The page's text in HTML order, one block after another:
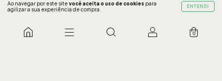
Ao navegar por este site você aceita o uso de cookies para
agilizar a sua experiência de compra.
ENTENDI
0
COMPRAR